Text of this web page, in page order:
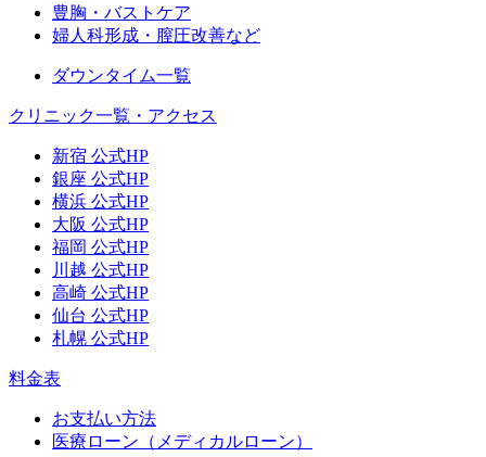
豊胸・バストケア
婦人科形成・膣圧改善など
ダウンタイム一覧
クリニック一覧・アクセス
新宿 公式HP
銀座 公式HP
横浜 公式HP
大阪 公式HP
福岡 公式HP
川越 公式HP
高崎 公式HP
仙台 公式HP
札幌 公式HP
料金表
お支払い方法
医療ローン（メディカルローン）